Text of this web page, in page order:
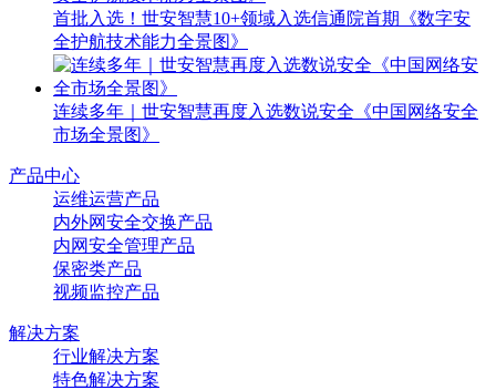
首批入选！世安智慧10+领域入选信通院首期《数字安
全护航技术能力全景图》
连续多年｜世安智慧再度入选数说安全《中国网络安全
市场全景图》
产品中心
运维运营产品
内外网安全交换产品
内网安全管理产品
保密类产品
视频监控产品
解决方案
行业解决方案
特色解决方案